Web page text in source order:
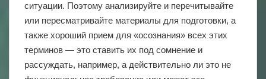
ситуации. Поэтому анализируйте и перечитывайте
или пересматривайте материалы для подготовки, а
также хороший прием для «осознания» всех этих
терминов — это ставить их под сомнение и
рассуждать, например, а действительно ли это не